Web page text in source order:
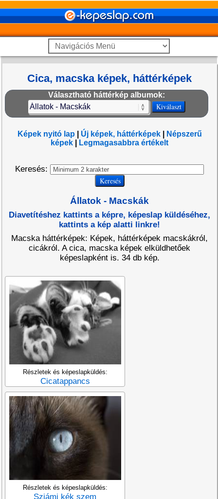
Cica, macska képek, háttérképek
Választható háttérkép albumok:
Képek nyitó lap| Új képek, háttérképek|
Népszerű
képek
Legmagasabbra értékelt
Keresés:
Állatok - Macskák
Diavetítéshez kattints a képre, képeslap küldéséhez,
kattints a kép alatti linkre!
Macska háttérképek: Képek, háttérképek macskákról,
cicákról. A cica, macska képek elküldhetőek
képeslapként is. 34 db kép.
Részletek és képeslapküldés:
Cicatappancs
Részletek és képeslapküldés:
Sziámi kék szem